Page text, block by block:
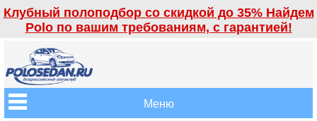
Клубный полоподбор со скидкой до 35% Найдем
Polo по вашим требованиям, с гарантией!
Меню